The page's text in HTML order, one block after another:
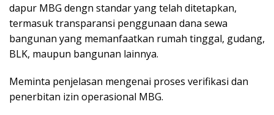
dapur MBG dengn standar yang telah ditetapkan,
termasuk transparansi penggunaan dana sewa
bangunan yang memanfaatkan rumah tinggal, gudang,
BLK, maupun bangunan lainnya.
Meminta penjelasan mengenai proses verifikasi dan
penerbitan izin operasional MBG.